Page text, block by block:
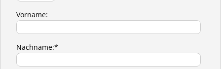
Vorname:
Nachname:*